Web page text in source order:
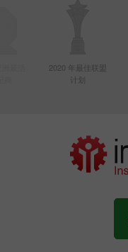
2020 年最佳联盟
计划